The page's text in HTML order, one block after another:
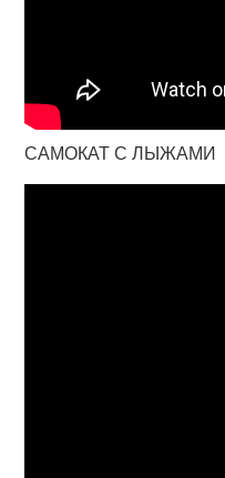
САМОКАТ С ЛЫЖАМИ